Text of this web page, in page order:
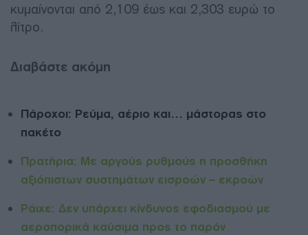
κυμαίνονται από 2,109 έως και 2,303 ευρώ το
λίτρο.
Διαβάστε ακόμη
Πάροχοι: Ρεύμα, αέριο και… μάστορας στο
πακέτο
Πρατήρια: Με αργούς ρυθμούς η προσθήκη
αξιόπιστων συστημάτων εισροών – εκροών
Ράιχε: Δεν υπάρχει κίνδυνος εφοδιασμού με
αεροπορικά καύσιμα προς το παρόν